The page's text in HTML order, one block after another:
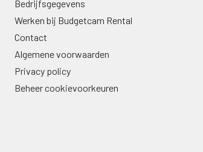
Bedrijfsgegevens
Werken bij Budgetcam Rental
Contact
Algemene voorwaarden
Privacy policy
Beheer cookievoorkeuren